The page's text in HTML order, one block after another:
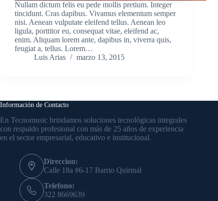
Nullam dictum felis eu pede mollis pretium. Integer
tincidunt. Cras dapibus. Vivamus elementum semper
nisi. Aenean vulputate eleifend tellus. Aenean leo
ligula, porttitor eu, consequat vitae, eleifend ac,
enim. Aliquam lorem ante, dapibus in, viverra quis,
feugiat a, tellus. Lorem…
Luis Arias
marzo 13, 2015
Información de Contacto
En Tecnomusic brindamos soluciones tecnológicas integrales
con respaldo profesional con más de 25 años de experiencia
en el sector empresarial, educativo e institucional.
Direccion:
Calle 18a #6-17 Barrio Quirinal
Telefono:
322 8669639